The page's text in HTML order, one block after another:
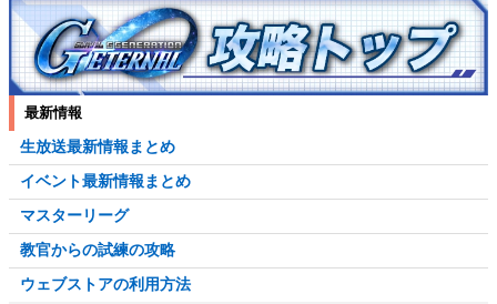
最新情報
生放送最新情報まとめ
イベント最新情報まとめ
マスターリーグ
教官からの試練の攻略
ウェブストアの利用方法